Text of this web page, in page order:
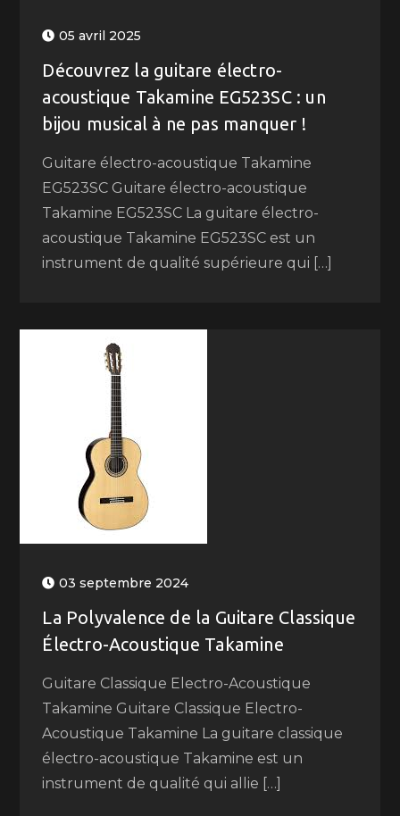
05 avril 2025
Découvrez la guitare électro-
acoustique Takamine EG523SC : un
bijou musical à ne pas manquer !
Guitare électro-acoustique Takamine
EG523SC Guitare électro-acoustique
Takamine EG523SC La guitare électro-
acoustique Takamine EG523SC est un
instrument de qualité supérieure qui […]
03 septembre 2024
La Polyvalence de la Guitare Classique
Électro-Acoustique Takamine
Guitare Classique Electro-Acoustique
Takamine Guitare Classique Electro-
Acoustique Takamine La guitare classique
électro-acoustique Takamine est un
instrument de qualité qui allie […]